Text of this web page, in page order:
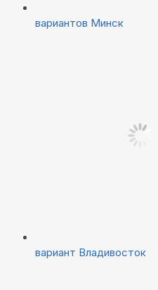
вариантов Минск
вариант Владивосток